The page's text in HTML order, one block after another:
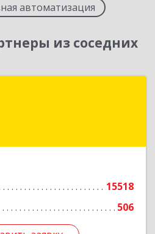
автоматизация
из соседних
15518
506
обл, Новосибирск г,